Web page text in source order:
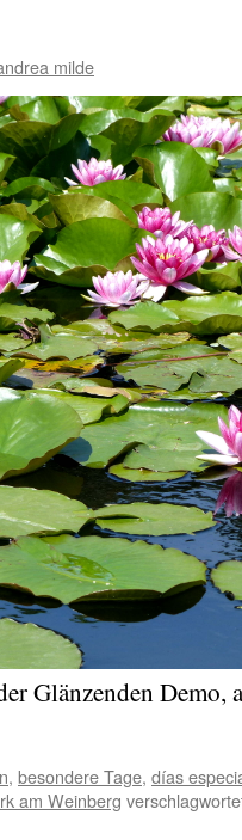
milde
Glänzenden
, besondere Tage, días
am Weinberg